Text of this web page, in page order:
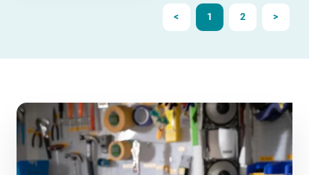
< 1 2 >